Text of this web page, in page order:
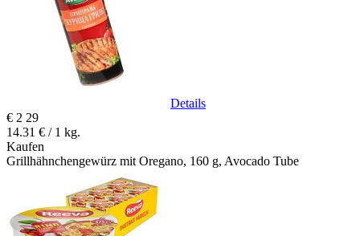
Details
€ 2 29
14.31 € / 1 kg.
Kaufen
Grillhähnchengewürz mit Oregano, 160 g, Avocado Tube